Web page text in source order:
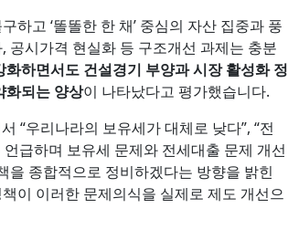
하고 ‘똘똘한 한 채’ 중심의 자산 집중과 풍
공시가격 현실화 등 구조개선 과제는 충분
화하면서도 건설경기 부양과 시장 활성화 정
화되는 양상이 나타났다고 평가했습니다.
“우리나라의 보유세가 대체로 낮다”, “전
급하며 보유세 문제와 전세대출 문제 개선
을 종합적으로 정비하겠다는 방향을 밝힌
이 이러한 문제의식을 실제로 제도 개선으